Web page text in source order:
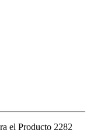
el Producto 2282